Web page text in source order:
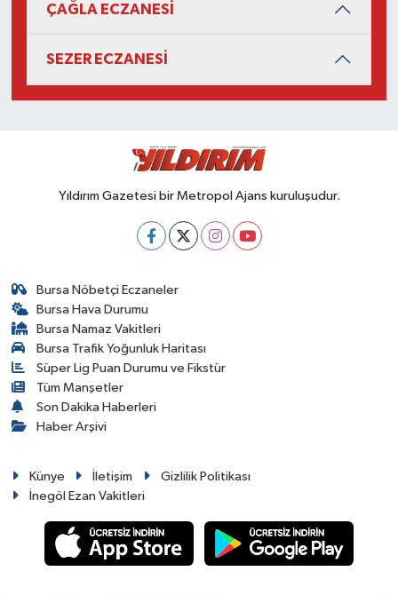
ÇAĞLA ECZANESİ
SEZER ECZANESİ
Yıldırım Gazetesi bir Metropol Ajans kuruluşudur.
Bursa Nöbetçi Eczaneler
Bursa Hava Durumu
Bursa Namaz Vakitleri
Bursa Trafik Yoğunluk Haritası
Süper Lig Puan Durumu ve Fikstür
Tüm Manşetler
Son Dakika Haberleri
Haber Arşivi
Künye İletişim
Gizlilik Politikası
İnegöl Ezan Vakitleri